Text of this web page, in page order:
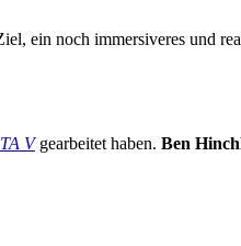
ein noch immersiveres und
Vgearbeitet haben. Ben